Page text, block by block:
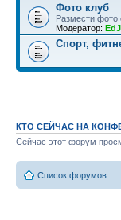
Фото клуб
Размести фото
Модератор: EdJ
Спорт,
КТО СЕЙЧАС НА
Сейчас этот форум
Список форумов